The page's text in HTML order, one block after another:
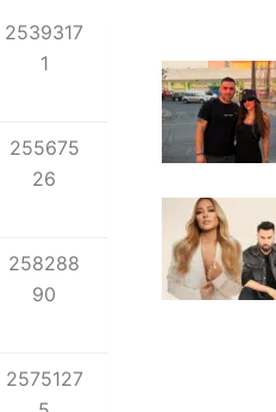
2539317
1
255675
26
258288
90
2575127